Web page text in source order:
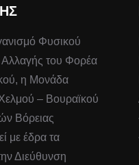
Φυσικού
Αλλαγής του Φορέα
η Μονάδα
– Βουραϊκού
Βόρειας
με έδρα τα
Διεύθυνση